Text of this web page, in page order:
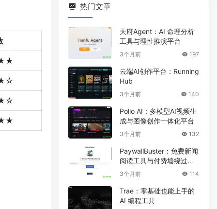
热门文章
天府Agent：AI 命理分析
工具与理性推演平台
3个月前 197
云端AI创作平台：Running
Hub
3个月前 140
Pollo AI：多模型AI视频生
成与图像创作一体化平台
3个月前 132
PaywallBuster：免费新闻
阅读工具与付费墙绕过助
手
3个月前 114
Trae：零基础也能上手的
AI 编程工具